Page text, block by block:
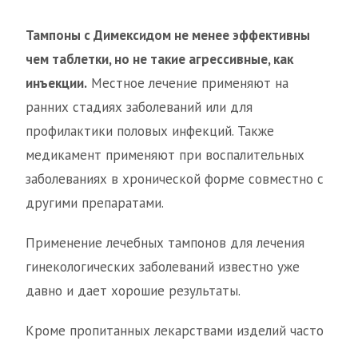
Тампоны с Димексидом не менее эффективны
чем таблетки, но не такие агрессивные, как
инъекции. Местное лечение применяют на
ранних стадиях заболеваний или для
профилактики половых инфекций. Также
медикамент применяют при воспалительных
заболеваниях в хронической форме совместно с
другими препаратами.
Применение лечебных тампонов для лечения
гинекологических заболеваний известно уже
давно и дает хорошие результаты.
Кроме пропитанных лекарствами изделий часто